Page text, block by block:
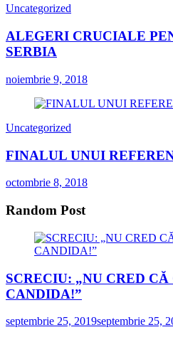
Uncategorized
ALEGERI CRUCIALE
SERBIA
noiembrie 9, 2018
Uncategorized
FINALUL UNUI
octombrie 8, 2018
Random Post
SCRECIU: „NU CRED
CANDIDA!”
septembrie 25, 2019septembrie 25,